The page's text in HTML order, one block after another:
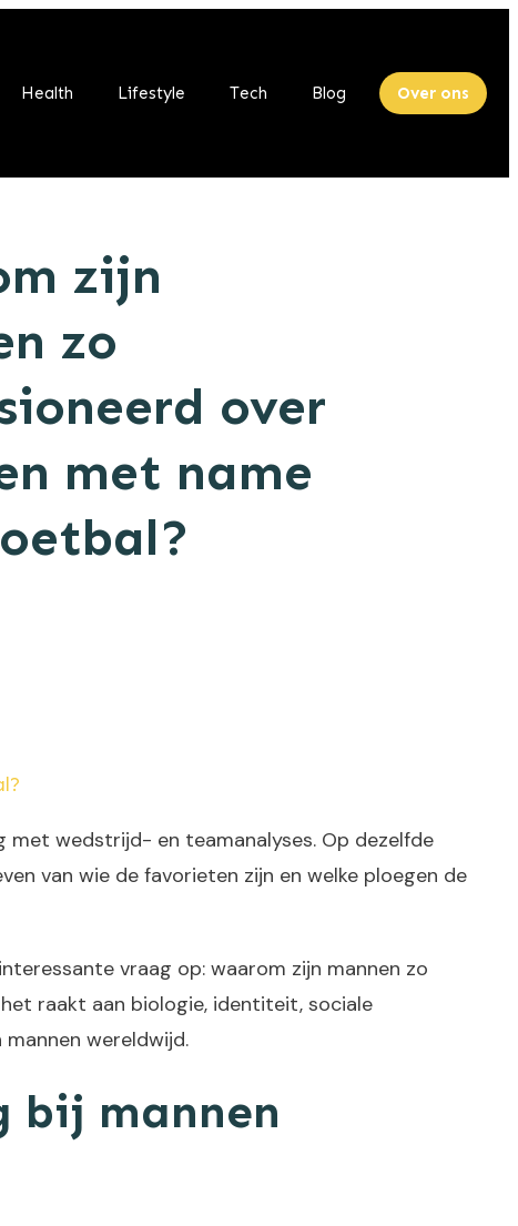
Health Lifestyle Tech Blog Over ons
zijn
zo
over
met name
met wedstrijd- en teamanalyses. Op dezelfde
van wie de favorieten zijn en welke ploegen de
vraag op: waarom zijn mannen zo
raakt aan biologie, identiteit, sociale
wereldwijd.
bij mannen